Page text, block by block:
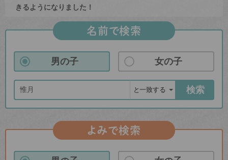
きるようになりました！
名前で検索
男の子 女の子
検索
よみで検索